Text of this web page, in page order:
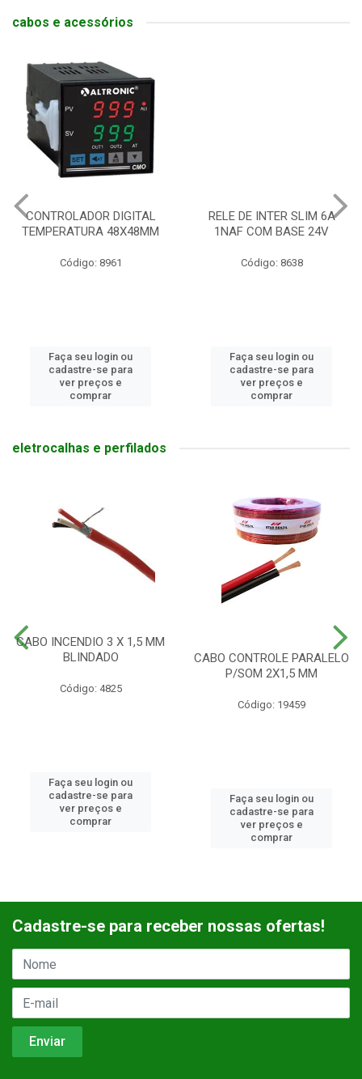
cabos e acessórios
CONTROLADOR DIGITAL
TEMPERATURA 48X48MM
Código: 8961
Faça seu login ou
cadastre-se para
ver preços e
comprar
RELE DE INTER SLIM 6A
1NAF COM BASE 24V
Código: 8638
Faça seu login ou
cadastre-se para
ver preços e
comprar
eletrocalhas e perfilados
CABO INCENDIO 3 X 1,5 MM
BLINDADO
Código: 4825
Faça seu login ou
cadastre-se para
ver preços e
comprar
CABO CONTROLE PARALELO
P/SOM 2X1,5 MM
Código: 19459
Faça seu login ou
cadastre-se para
ver preços e
comprar
Cadastre-se para receber nossas ofertas!